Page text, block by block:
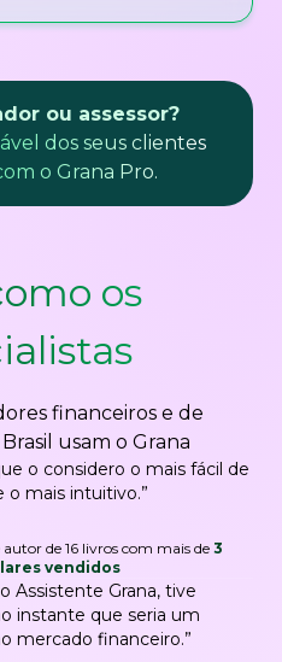
ou assessor?
dos seus clientes
o Grana Pro.
os
financeiros e de
usam o Grana
o considero o mais fácil de
o mais intuitivo.”
de 16 livros com mais de 3
vendidos
Assistente Grana, tive
instante que seria um
mercado financeiro.”